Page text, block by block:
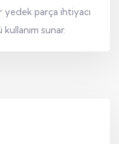
parça ihtiyacı
sunar.